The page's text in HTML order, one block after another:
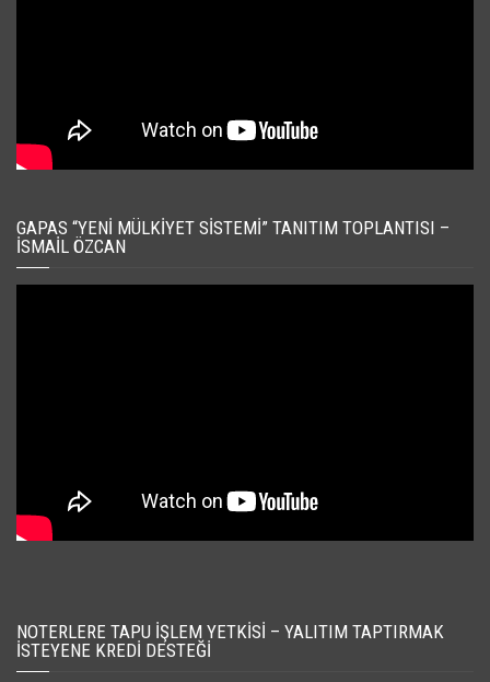
GAPAS “YENI MÜLKIYET SISTEMI” TANITIM TOPLANTISI –
İSMAIL ÖZCAN
NOTERLERE TAPU İŞLEM YETKISI – YALITIM TAPTIRMAK
İSTEYENE KREDI DESTEĞI